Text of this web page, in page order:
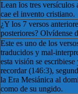
Lean los tres versículos
cae el invento cristiano.
¿Y los 7 versos
posteriores? Olvídense
Este es uno de los
traducidos y mal-
esta visión se
recordar (146:3),
la Era Mesiánica al
como de su ungido.